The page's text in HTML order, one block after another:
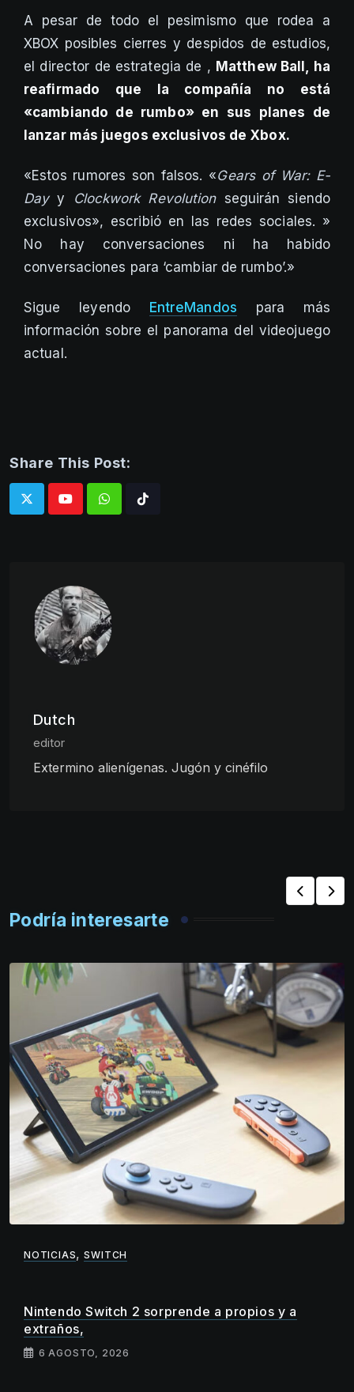
A pesar de todo el pesimismo que rodea a
XBOX posibles cierres y despidos de estudios,
el director de estrategia de , Matthew Ball, ha
reafirmado que la compañía no está
«cambiando de rumbo» en sus planes de
lanzar más juegos exclusivos de Xbox.
«Estos rumores son falsos. «Gears of War: E-
Dayy Clockwork Revolutionseguirán siendo
exclusivos», escribió en las redes sociales. »
No hay conversaciones ni ha habido
conversaciones para ‘cambiar de rumbo’.»
Sigue leyendo EntreMandos para más
información sobre el panorama del videojuego
actual.
Share This Post:
WhatsappTiktok
Dutch
editor
Extermino alienígenas. Jugón y cinéfilo
Podría interesarte
NOTICIAS,SWITCH
Nintendo Switch 2 sorprende a propios y a
extraños,
6 AGOSTO, 2026